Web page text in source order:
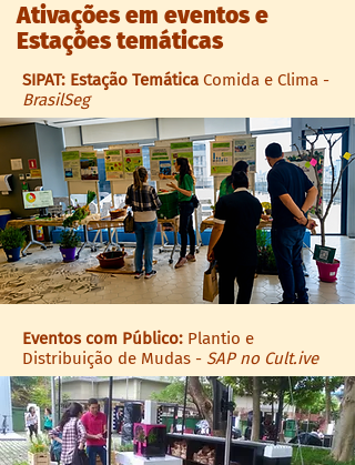
Ativações em eventos e
Estações temáticas
SIPAT: Estação Temática Comida e Clima -
BrasilSeg
Eventos com Público: Plantio e
Distribuição de Mudas - SAP no Cult.ive